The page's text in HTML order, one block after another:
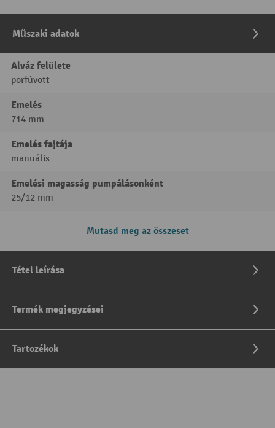
Műszaki adatok
Alváz felülete
porfúvott
Emelés
714 mm
Emelés fajtája
manuális
Emelési magasság pumpálásonként
25/12 mm
Mutasd meg az összeset
Tétel leírása
Termék megjegyzései
Tartozékok